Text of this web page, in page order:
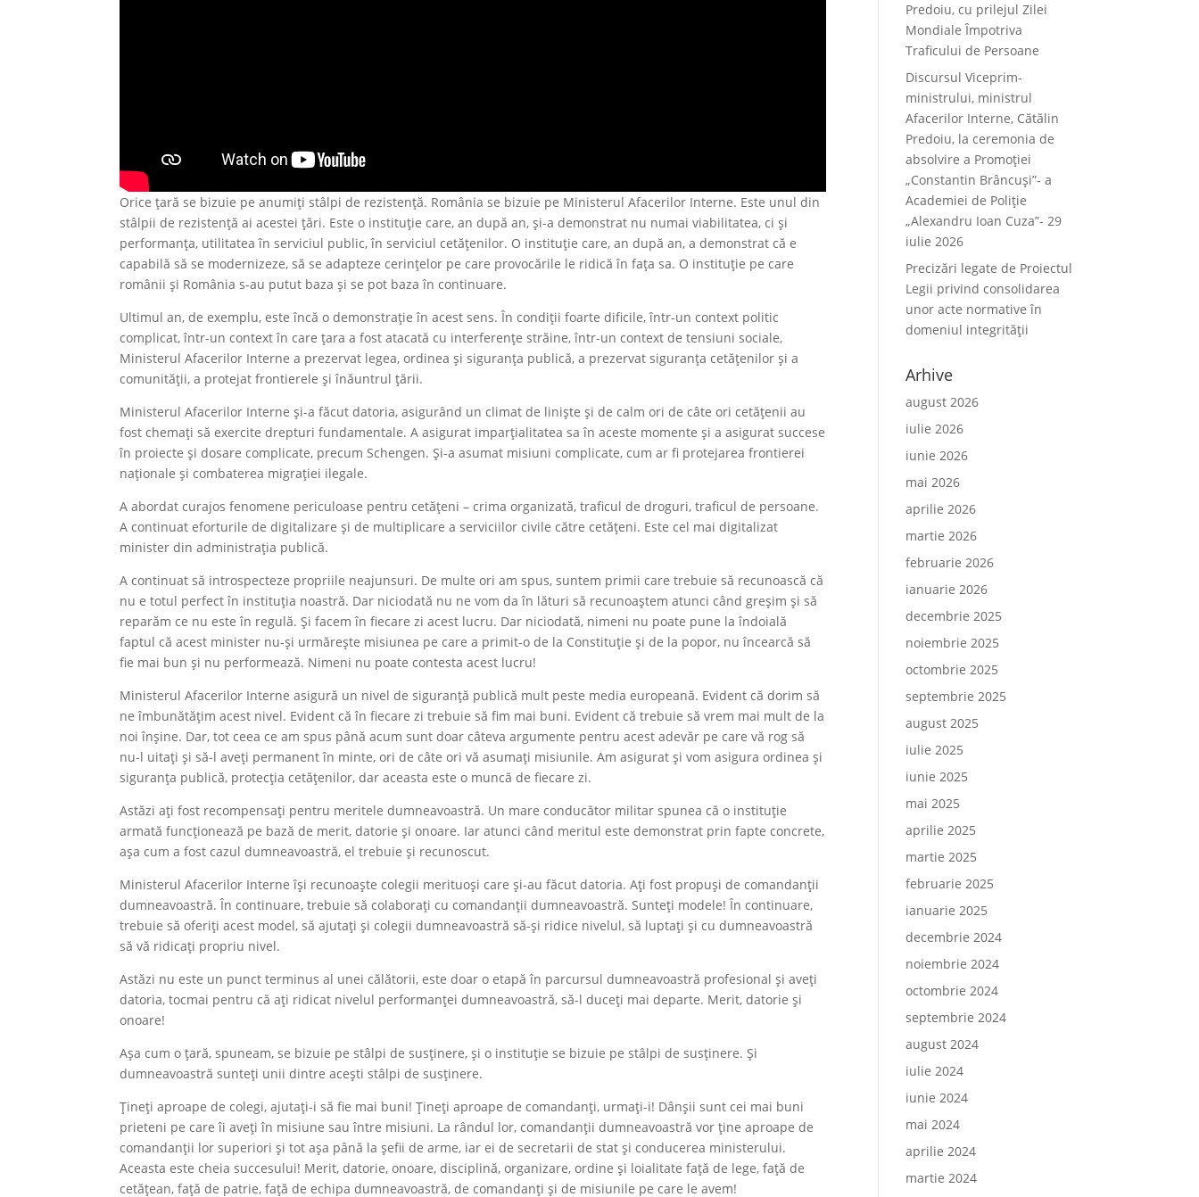
Orice țară se bizuie pe anumiți stâlpi de rezistență. România se bizuie pe Ministerul Afacerilor Interne. Este unul din
stâlpii de rezistență ai acestei țări. Este o instituție care, an după an, și-a demonstrat nu numai viabilitatea, ci și
performanța, utilitatea în serviciul public, în serviciul cetățenilor. O instituție care, an după an, a demonstrat că e
capabilă să se modernizeze, să se adapteze cerințelor pe care provocările le ridică în fața sa. O instituție pe care
românii și România s-au putut baza și se pot baza în continuare.
Ultimul an, de exemplu, este încă o demonstrație în acest sens. În condiții foarte dificile, într-un context politic
complicat, într-un context în care țara a fost atacată cu interferențe străine, într-un context de tensiuni sociale,
Ministerul Afacerilor Interne a prezervat legea, ordinea și siguranța publică, a prezervat siguranța cetățenilor și a
comunității, a protejat frontierele și înăuntrul țării.
Ministerul Afacerilor Interne și-a făcut datoria, asigurând un climat de liniște și de calm ori de câte ori cetățenii au
fost chemați să exercite drepturi fundamentale. A asigurat imparțialitatea sa în aceste momente și a asigurat succese
în proiecte și dosare complicate, precum Schengen. Și-a asumat misiuni complicate, cum ar fi protejarea frontierei
naționale și combaterea migrației ilegale.
A abordat curajos fenomene periculoase pentru cetățeni – crima organizată, traficul de droguri, traficul de persoane.
A continuat eforturile de digitalizare și de multiplicare a serviciilor civile către cetățeni. Este cel mai digitalizat
minister din administrația publică.
A continuat să introspecteze propriile neajunsuri. De multe ori am spus, suntem primii care trebuie să recunoască că
nu e totul perfect în instituția noastră. Dar niciodată nu ne vom da în lături să recunoaștem atunci când greșim și să
reparăm ce nu este în regulă. Și facem în fiecare zi acest lucru. Dar niciodată, nimeni nu poate pune la îndoială
faptul că acest minister nu-și urmărește misiunea pe care a primit-o de la Constituție și de la popor, nu încearcă să
fie mai bun și nu performează. Nimeni nu poate contesta acest lucru!
Ministerul Afacerilor Interne asigură un nivel de siguranță publică mult peste media europeană. Evident că dorim să
ne îmbunătățim acest nivel. Evident că în fiecare zi trebuie să fim mai buni. Evident că trebuie să vrem mai mult de la
noi înșine. Dar, tot ceea ce am spus până acum sunt doar câteva argumente pentru acest adevăr pe care vă rog să
nu-l uitați și să-l aveți permanent în minte, ori de câte ori vă asumați misiunile. Am asigurat și vom asigura ordinea și
siguranța publică, protecția cetățenilor, dar aceasta este o muncă de fiecare zi.
Astăzi ați fost recompensați pentru meritele dumneavoastră. Un mare conducător militar spunea că o instituție
armată funcționează pe bază de merit, datorie și onoare. Iar atunci când meritul este demonstrat prin fapte concrete,
așa cum a fost cazul dumneavoastră, el trebuie și recunoscut.
Ministerul Afacerilor Interne își recunoaște colegii merituoși care și-au făcut datoria. Ați fost propuși de comandanții
dumneavoastră. În continuare, trebuie să colaborați cu comandanții dumneavoastră. Sunteți modele! În continuare,
trebuie să oferiți acest model, să ajutați și colegii dumneavoastră să-și ridice nivelul, să luptați și cu dumneavoastră
să vă ridicați propriu nivel.
Astăzi nu este un punct terminus al unei călătorii, este doar o etapă în parcursul dumneavoastră profesional și aveți
datoria, tocmai pentru că ați ridicat nivelul performanței dumneavoastră, să-l duceți mai departe. Merit, datorie și
onoare!
Așa cum o țară, spuneam, se bizuie pe stâlpi de susținere, și o instituție se bizuie pe stâlpi de susținere. Și
dumneavoastră sunteți unii dintre acești stâlpi de susținere.
Țineți aproape de colegi, ajutați-i să fie mai buni! Țineți aproape de comandanți, urmați-i! Dânșii sunt cei mai buni
prieteni pe care îi aveți în misiune sau între misiuni. La rândul lor, comandanții dumneavoastră vor ține aproape de
comandanții lor superiori și tot așa până la șefii de arme, iar ei de secretarii de stat și conducerea ministerului.
Aceasta este cheia succesului! Merit, datorie, onoare, disciplină, organizare, ordine și loialitate față de lege, față de
cetățean, față de patrie, față de echipa dumneavoastră, de comandanți și de misiunile pe care le avem!
Predoiu, cu prilejul Zilei
Mondiale Împotriva
Traficului de Persoane
Discursul Viceprim-
ministrului, ministrul
Afacerilor Interne, Cătălin
Predoiu, la ceremonia de
absolvire a Promoției
„Constantin Brâncuși”- a
Academiei de Poliție
„Alexandru Ioan Cuza”- 29
iulie 2026
Precizări legate de Proiectul
Legii privind consolidarea
unor acte normative în
domeniul integrității
Arhive
august 2026
iulie 2026
iunie 2026
mai 2026
aprilie 2026
martie 2026
februarie 2026
ianuarie 2026
decembrie 2025
noiembrie 2025
octombrie 2025
septembrie 2025
august 2025
iulie 2025
iunie 2025
mai 2025
aprilie 2025
martie 2025
februarie 2025
ianuarie 2025
decembrie 2024
noiembrie 2024
octombrie 2024
septembrie 2024
august 2024
iulie 2024
iunie 2024
mai 2024
aprilie 2024
martie 2024